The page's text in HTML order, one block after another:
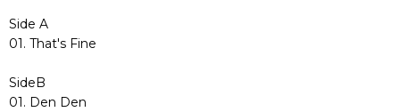
Side A
01. That's Fine
SideB
01. Den Den